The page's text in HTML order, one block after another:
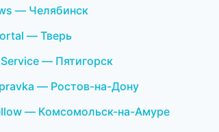
— Челябинск
— Тверь
— Пятигорск
— Ростов-на-Дону
— Комсомольск-на-Амуре